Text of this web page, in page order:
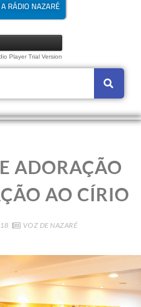
RÁDIO NAZARÉ
Player Trial Version
ADORAÇÃO
AO CÍRIO
VOZ DE NAZARÉ